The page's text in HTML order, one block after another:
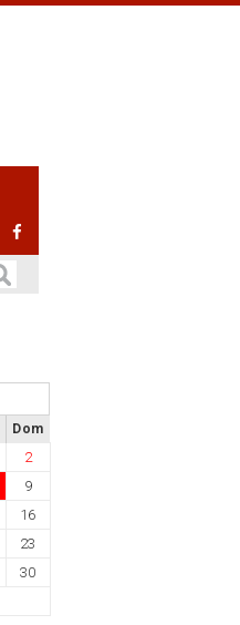
Dom
2
9
16
23
30